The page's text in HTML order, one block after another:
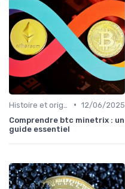
• 12/06/2025
Comprendre btc minetrix : un
guide essentiel